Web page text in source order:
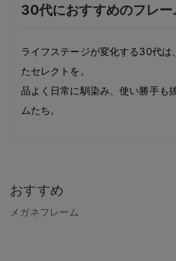
30代におすすめのフレ
ライフステージが変化する30代は
たセレクトを。
品よく日常に馴染み、使い勝手も
ムたち。
おすすめ
メガネフレーム